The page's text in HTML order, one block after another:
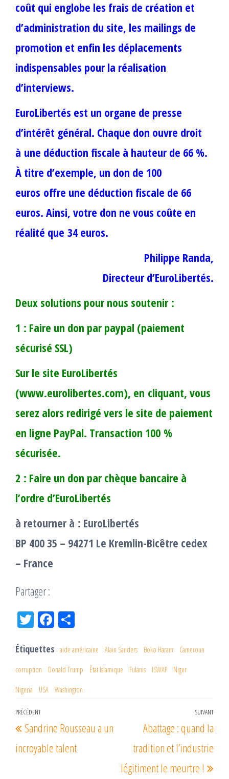
coût qui englobe les frais de création et
d’administration du site, les mailings de
promotion et enfin les déplacements
indispensables pour la réalisation
d’interviews.
EuroLibertés est un organe de presse
d’intérêt général. Chaque don ouvre droit
à une déduction fiscale à hauteur de 66 %.
À titre d’exemple, un don de 100
euros offre une déduction fiscale de 66
euros. Ainsi, votre don ne vous coûte en
réalité que 34 euros.
Philippe Randa,
Directeur d’EuroLibertés.
Deux solutions pour nous soutenir :
1 : Faire un don par paypal (paiement
sécurisé SSL)
Sur le site EuroLibertés
(www.eurolibertes.com), en cliquant, vous
serez alors redirigé vers le site de paiement
en ligne PayPal. Transaction 100 %
sécurisée.
2 : Faire un don par chèque bancaire à
l’ordre d’EuroLibertés
à retourner à : EuroLibertés
BP 400 35 – 94271 Le Kremlin-Bicêtre cedex
– France
Partager :
Tw
er
Fac
oo
k
ge
r
Étiquettes aide américaine Alain Sanders Boko Haram Cameroun
corruption Donald Trump État Islamique Fulanis ISWAP Niger
Nigeria USA Washington
Navigation
de
l’article
Article
précédent
PRÉCÉDENT
Sandrine Rousseau a un
incroyable talent
SUIVANT
Abattage : quand la
tradition et l’industrie
légitiment le meurtre !